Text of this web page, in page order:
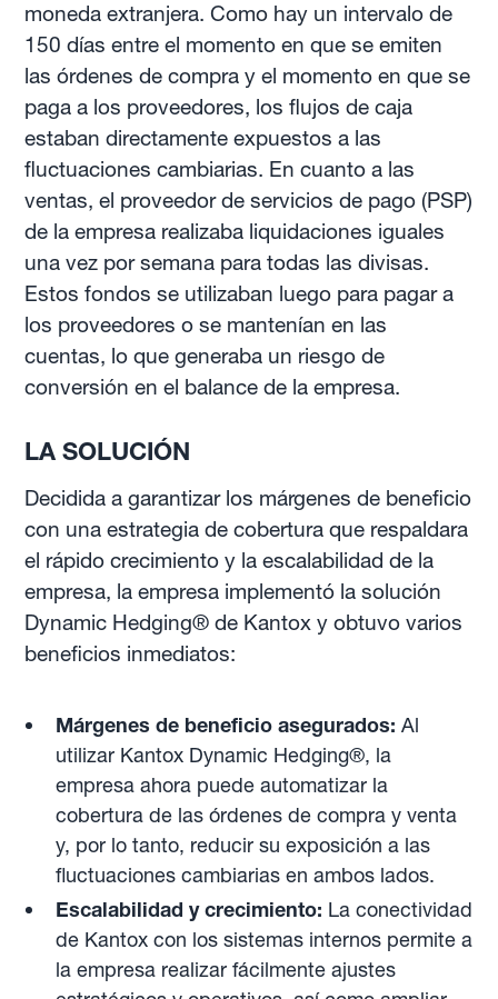
moneda extranjera. Como hay un intervalo de
150 días entre el momento en que se emiten
las órdenes de compra y el momento en que se
paga a los proveedores, los flujos de caja
estaban directamente expuestos a las
fluctuaciones cambiarias. En cuanto a las
ventas, el proveedor de servicios de pago (PSP)
de la empresa realizaba liquidaciones iguales
una vez por semana para todas las divisas.
Estos fondos se utilizaban luego para pagar a
los proveedores o se mantenían en las
cuentas, lo que generaba un riesgo de
conversión en el balance de la empresa.
LA SOLUCIÓN
Decidida a garantizar los márgenes de beneficio
con una estrategia de cobertura que respaldara
el rápido crecimiento y la escalabilidad de la
empresa, la empresa implementó la solución
Dynamic Hedging® de Kantox y obtuvo varios
beneficios inmediatos:
Márgenes de beneficio asegurados:Al
utilizar Kantox Dynamic Hedging®, la
empresa ahora puede automatizar la
cobertura de las órdenes de compra y venta
y, por lo tanto, reducir su exposición a las
fluctuaciones cambiarias en ambos lados.
Escalabilidad y crecimiento: La conectividad
de Kantox con los sistemas internos permite a
la empresa realizar fácilmente ajustes